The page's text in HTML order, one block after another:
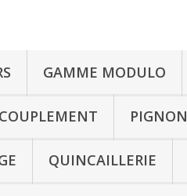
GAMME MODULO
PIGNON
QUINCAILLERIE